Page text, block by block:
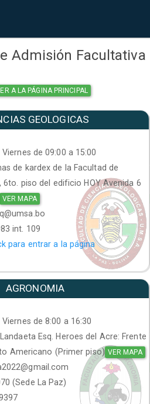
Admisión Facultativa
A LA PÁGINA PRINCIPAL
GEOLOGICAS
Viernes de 09:00 a 15:00
de kardex de la Facultad de
6to. piso del edificio HOY Avenida 6
VER MAPA
int. 109
para entrar a la página
AGRONOMIA
Viernes de 8:00 a 16:30
Esq. Heroes del Acre: Frente
Americano (Primer piso) VER MAPA
(Sede La Paz)